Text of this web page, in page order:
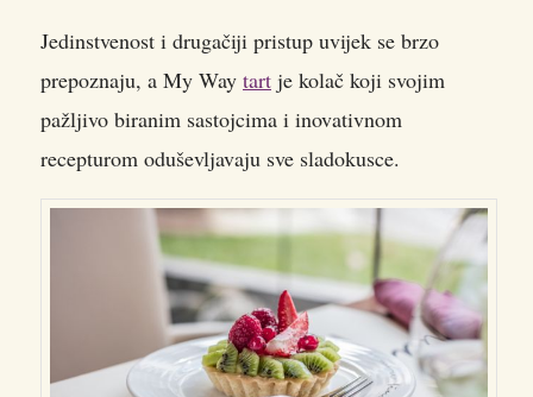
Jedinstvenost i drugačiji pristup uvijek se brzo
prepoznaju, a My Way tart je kolač koji svojim
pažljivo biranim sastojcima i inovativnom
recepturom oduševljavaju sve sladokusce.